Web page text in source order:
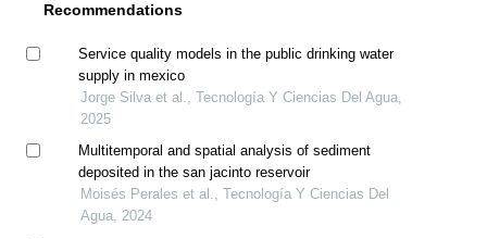
Recommendations
Service quality models in the public drinking water
supply in mexico
Jorge Silva et al., Tecnología Y Ciencias Del Agua,
2025
Multitemporal and spatial analysis of sediment
deposited in the san jacinto reservoir
Moisés Perales et al., Tecnología Y Ciencias Del
Agua, 2024